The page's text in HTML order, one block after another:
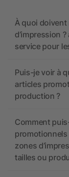
À quoi doivent
d’impression
service pour
Puis-je voir à
articles
production ?
Comment
zones
tailles ou